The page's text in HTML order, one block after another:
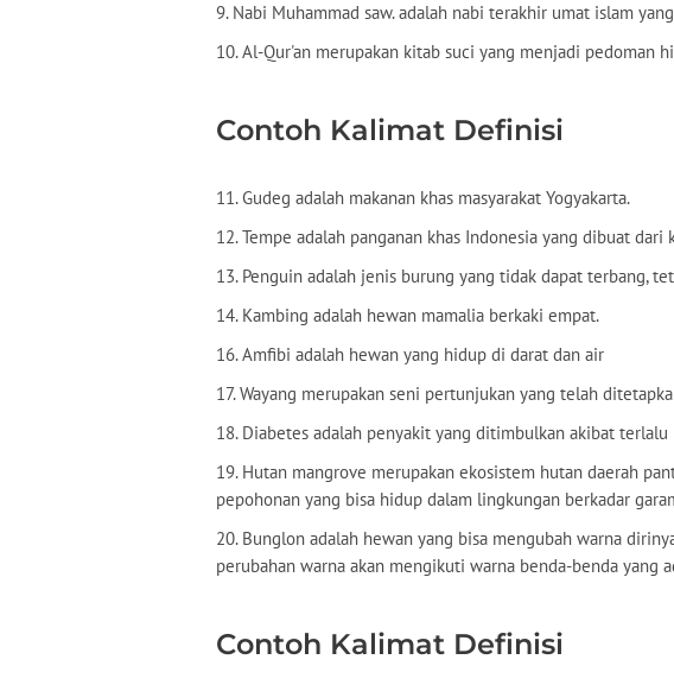
9. Nabi Muhammad saw. adalah nabi terakhir umat islam
10. Al-Qur'an merupakan kitab suci yang menjadi pedoman
Contoh Kalimat Definisi
11. Gudeg adalah makanan khas masyarakat Yogyakarta.
12. Tempe adalah panganan khas Indonesia yang dibuat dari
13. Penguin adalah jenis burung yang tidak dapat terbang,
14. Kambing adalah hewan mamalia berkaki empat.
16. Amfibi adalah hewan yang hidup di darat dan air
17. Wayang merupakan seni pertunjukan yang telah
18. Diabetes adalah penyakit yang ditimbulkan akibat terlalu
19. Hutan mangrove merupakan ekosistem hutan daerah
pepohonan yang bisa hidup dalam lingkungan berkadar
20. Bunglon adalah hewan yang bisa mengubah warna
perubahan warna akan mengikuti warna benda-benda yang
Contoh Kalimat Definisi